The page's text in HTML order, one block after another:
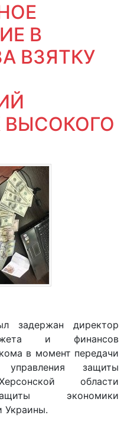
В
ВЗЯТКУ
задержан директор
и финансов
в момент передачи
управления защиты
области
экономики
Украины.